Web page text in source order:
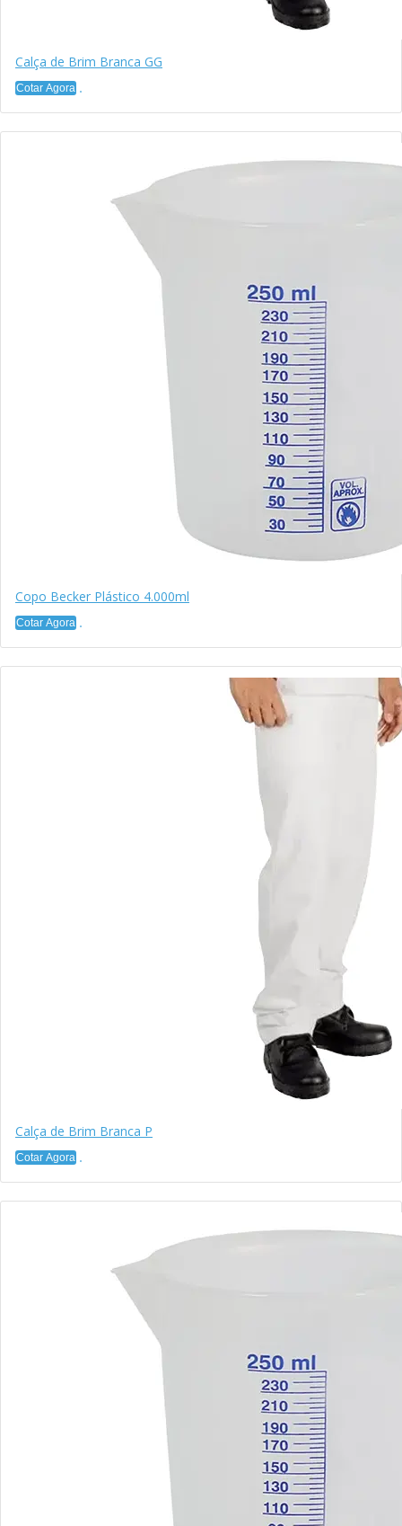
Calça de Brim Branca GG
Cotar Agora
Copo Becker Plástico 4.000ml
Cotar Agora
Calça de Brim Branca P
Cotar Agora